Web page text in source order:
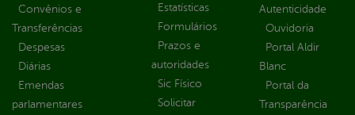
Convênios e
Transferências
Despesas
Diárias
Emendas
parlamentares
Estatísticas
Formulários
Prazos e
autoridades
Sic Físico
Solicitar
Autenticidade
Ouvidoria
Portal Aldir
Blanc
Portal da
Transparência